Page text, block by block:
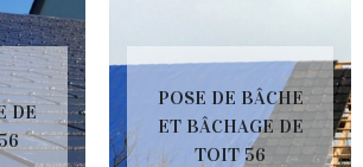
DE
POSE DE BÂCHE
ET BÂCHAGE DE
TOIT 56